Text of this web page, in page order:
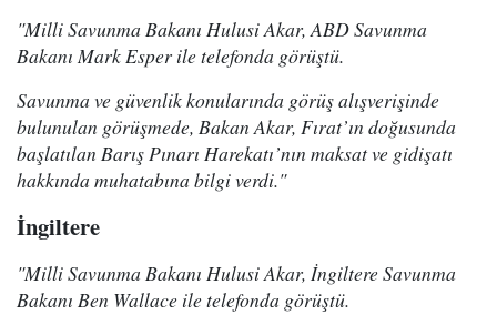
"Milli Savunma Bakanı Hulusi Akar, ABD Savunma
Bakanı Mark Esper ile telefonda görüştü.
Savunma ve güvenlik konularında görüş alışverişinde
bulunulan görüşmede, Bakan Akar, Fırat’ın doğusunda
başlatılan Barış Pınarı Harekatı’nın maksat ve gidişatı
hakkında muhatabına bilgi verdi."
İngiltere
"Milli Savunma Bakanı Hulusi Akar, İngiltere Savunma
Bakanı Ben Wallace ile telefonda görüştü.